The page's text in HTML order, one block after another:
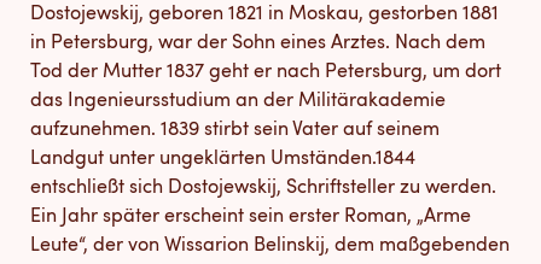
Dostojewskij, geboren 1821 in Moskau, gestorben 1881
in Petersburg, war der Sohn eines Arztes. Nach dem
Tod der Mutter 1837 geht er nach Petersburg, um dort
das Ingenieursstudium an der Militärakademie
aufzunehmen. 1839 stirbt sein Vater auf seinem
Landgut unter ungeklärten Umständen.1844
entschließt sich Dostojewskij, Schriftsteller zu werden.
Ein Jahr später erscheint sein erster Roman, „Arme
Leute“, der von Wissarion Belinskij, dem maßgebenden